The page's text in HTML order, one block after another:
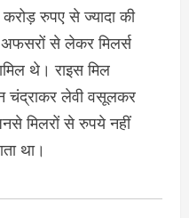
रुपए से ज्यादा की
से लेकर मिलर्स
थे। राइस मिल
चंद्राकर लेवी वसूलकर
मिलरों से रुपये नहीं
था।